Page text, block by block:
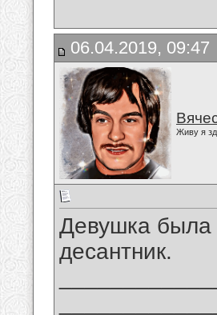
06.04.2019, 09:47
Живу я
Девушка была
десантник.